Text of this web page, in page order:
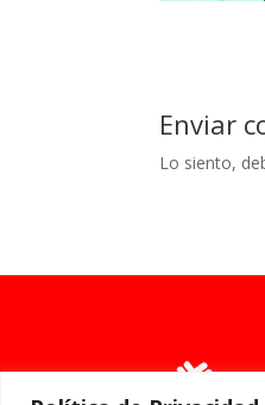
Enviar
Lo siento,